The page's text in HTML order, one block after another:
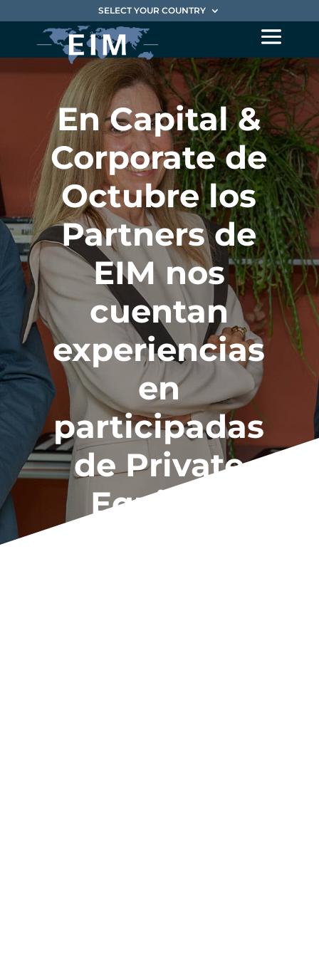
SELECT YOUR COUNTRY
En Capital &
Corporate de
Octubre los
Partners de
EIM nos
cuentan
experiencias
en
participadas
de Private
Equities